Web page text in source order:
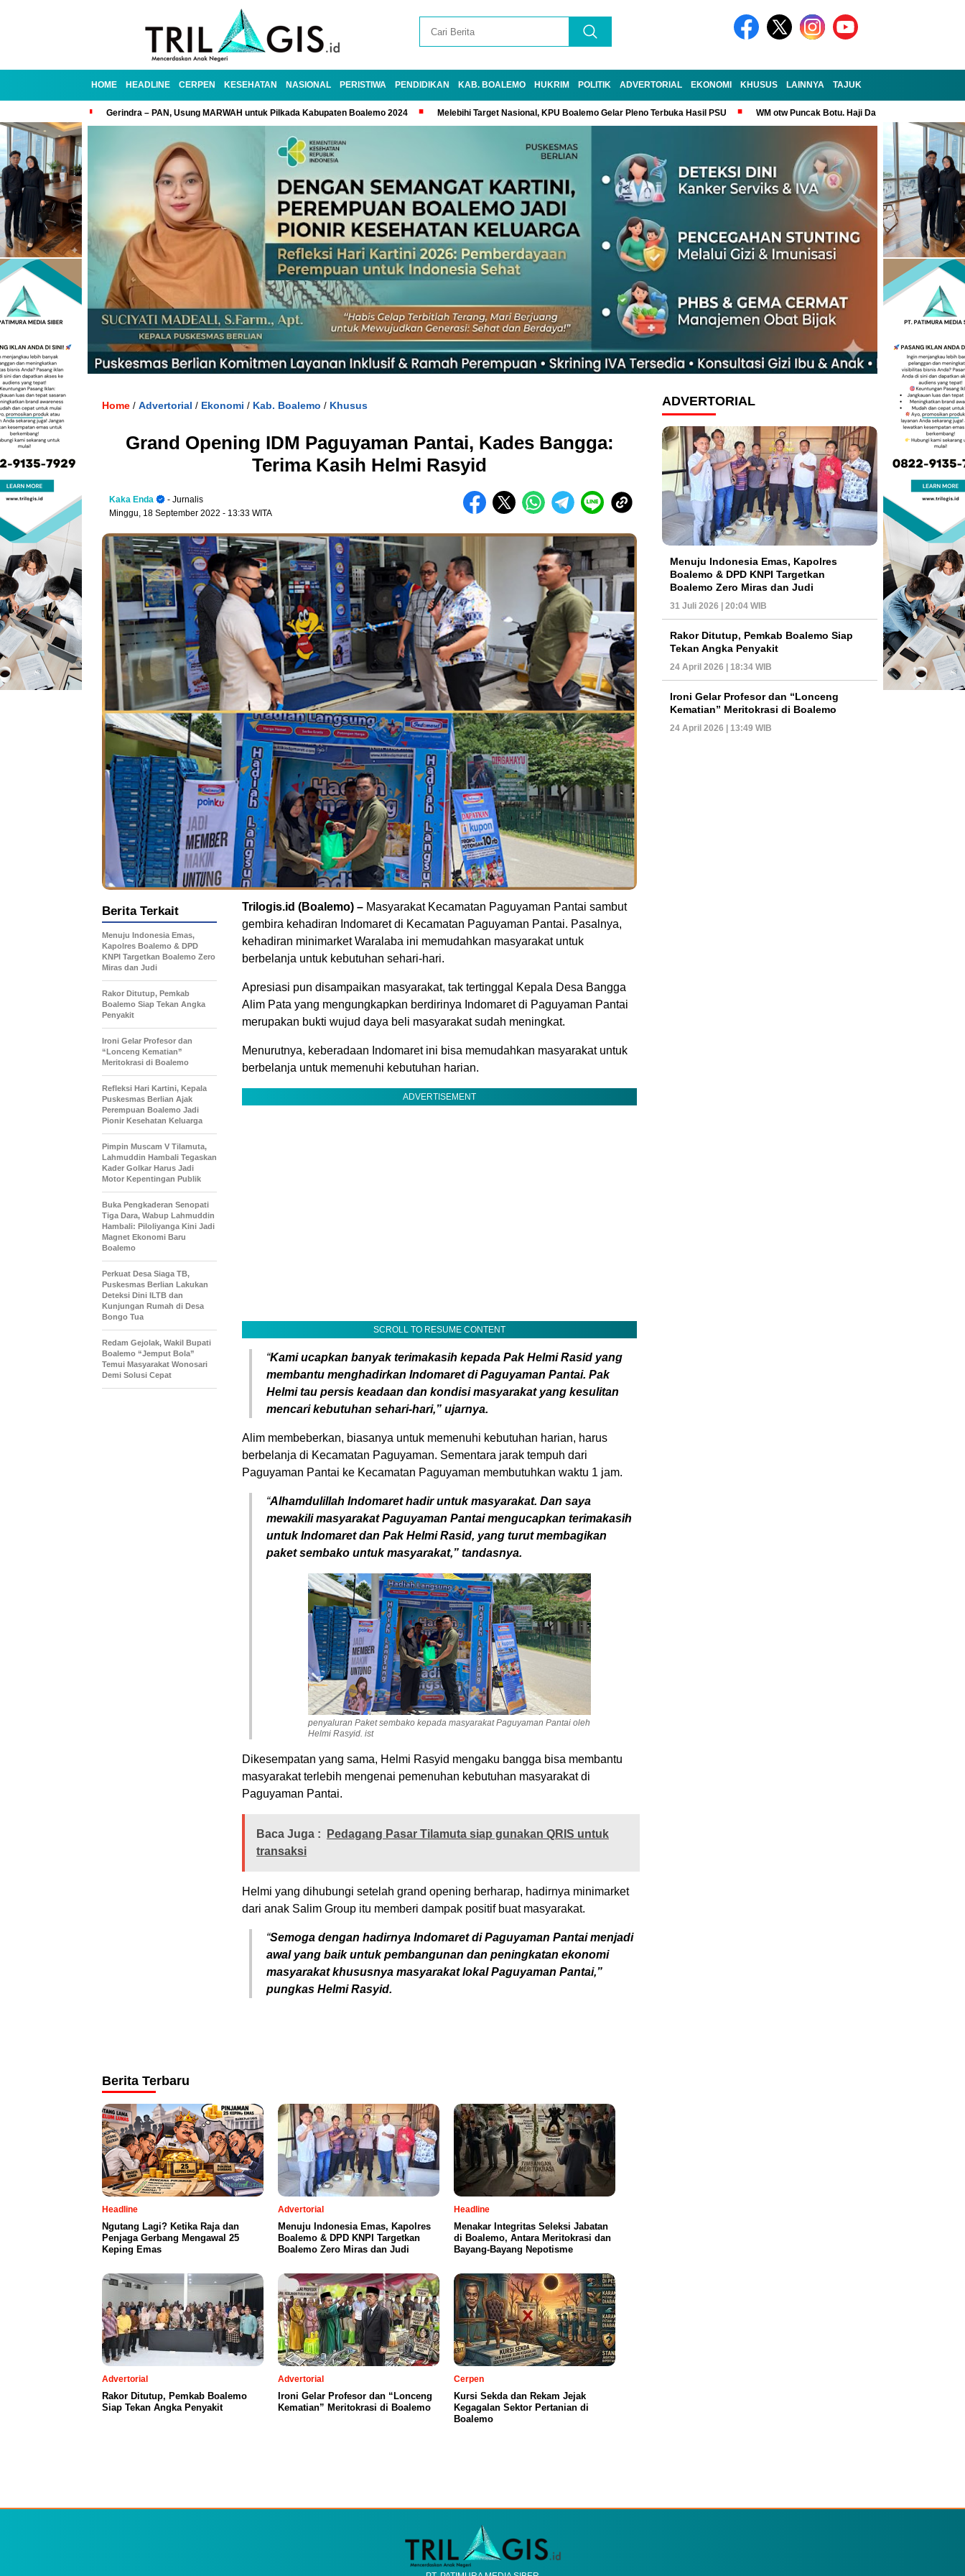
HOME HEADLINE CERPEN KESEHATAN NASIONAL PERISTIWA PENDIDIKAN KAB. BOALEMO HUKRIM POLITIK ADVERTORIAL EKONOMI KHUSUS LAINNYA TAJUK
Gerindra – PAN, Usung MARWAH untuk Pilkada Kabupaten Boalemo 2024 Melebihi Target Nasional, KPU Boalemo Gelar Pleno Terbuka Hasil PSU WM otw Puncak Botu. Haji Darem Masih Tangguh
Home / Advertorial / Ekonomi / Kab. Boalemo / Khusus
Grand Opening IDM Paguyaman Pantai, Kades Bangga:
Terima Kasih Helmi Rasyid
Kaka Enda
- Jurnalis
Minggu, 18 September 2022 - 13:33 WITA
Trilogis.id (Boalemo) – Masyarakat Kecamatan Paguyaman Pantai sambut
gembira kehadiran Indomaret di Kecamatan Paguyaman Pantai. Pasalnya,
kehadiran minimarket Waralaba ini memudahkan masyarakat untuk
berbelanja untuk kebutuhan sehari-hari.
Apresiasi pun disampaikan masyarakat, tak tertinggal Kepala Desa Bangga
Alim Pata yang mengungkapkan berdirinya Indomaret di Paguyaman Pantai
merupakan bukti wujud daya beli masyarakat sudah meningkat.
Menurutnya, keberadaan Indomaret ini bisa memudahkan masyarakat untuk
berbelanja untuk memenuhi kebutuhan harian.
ADVERTISEMENT
SCROLL TO RESUME CONTENT
“Kami ucapkan banyak terimakasih kepada Pak Helmi Rasid yang
membantu menghadirkan Indomaret di Paguyaman Pantai. Pak
Helmi tau persis keadaan dan kondisi masyarakat yang kesulitan
mencari kebutuhan sehari-hari,” ujarnya.
Alim membeberkan, biasanya untuk memenuhi kebutuhan harian, harus
berbelanja di Kecamatan Paguyaman. Sementara jarak tempuh dari
Paguyaman Pantai ke Kecamatan Paguyaman membutuhkan waktu 1 jam.
“Alhamdulillah Indomaret hadir untuk masyarakat. Dan saya
mewakili masyarakat Paguyaman Pantai mengucapkan terimakasih
untuk Indomaret dan Pak Helmi Rasid, yang turut membagikan
paket sembako untuk masyarakat,” tandasnya.
penyaluran Paket sembako kepada masyarakat Paguyaman Pantai oleh
Helmi Rasyid. ist
Dikesempatan yang sama, Helmi Rasyid mengaku bangga bisa membantu
masyarakat terlebih mengenai pemenuhan kebutuhan masyarakat di
Paguyaman Pantai.
Baca Juga :
Pedagang Pasar Tilamuta siap gunakan QRIS untuk
transaksi
Helmi yang dihubungi setelah grand opening berharap, hadirnya minimarket
dari anak Salim Group itu memberi dampak positif buat masyarakat.
“Semoga dengan hadirnya Indomaret di Paguyaman Pantai menjadi
awal yang baik untuk pembangunan dan peningkatan ekonomi
masyarakat khususnya masyarakat lokal Paguyaman Pantai,”
pungkas Helmi Rasyid.
Berita Terkait
Menuju Indonesia Emas,
Kapolres Boalemo & DPD
KNPI Targetkan Boalemo Zero
Miras dan Judi
Rakor Ditutup, Pemkab
Boalemo Siap Tekan Angka
Penyakit
Ironi Gelar Profesor dan
“Lonceng Kematian”
Meritokrasi di Boalemo
Refleksi Hari Kartini, Kepala
Puskesmas Berlian Ajak
Perempuan Boalemo Jadi
Pionir Kesehatan Keluarga
Pimpin Muscam V Tilamuta,
Lahmuddin Hambali Tegaskan
Kader Golkar Harus Jadi
Motor Kepentingan Publik
Buka Pengkaderan Senopati
Tiga Dara, Wabup Lahmuddin
Hambali: Piloliyanga Kini Jadi
Magnet Ekonomi Baru
Boalemo
Perkuat Desa Siaga TB,
Puskesmas Berlian Lakukan
Deteksi Dini ILTB dan
Kunjungan Rumah di Desa
Bongo Tua
Redam Gejolak, Wakil Bupati
Boalemo “Jemput Bola”
Temui Masyarakat Wonosari
Demi Solusi Cepat
Berita Terbaru
Headline
Ngutang Lagi? Ketika Raja dan
Penjaga Gerbang Mengawal 25
Keping Emas
Advertorial
Menuju Indonesia Emas, Kapolres
Boalemo & DPD KNPI Targetkan
Boalemo Zero Miras dan Judi
Headline
Menakar Integritas Seleksi Jabatan
di Boalemo, Antara Meritokrasi dan
Bayang-Bayang Nepotisme
Advertorial
Rakor Ditutup, Pemkab Boalemo
Siap Tekan Angka Penyakit
Advertorial
Ironi Gelar Profesor dan “Lonceng
Kematian” Meritokrasi di Boalemo
Cerpen
Kursi Sekda dan Rekam Jejak
Kegagalan Sektor Pertanian di
Boalemo
ADVERTORIAL
Menuju Indonesia Emas, Kapolres
Boalemo & DPD KNPI Targetkan
Boalemo Zero Miras dan Judi
31 Juli 2026 | 20:04 WIB
Rakor Ditutup, Pemkab Boalemo Siap
Tekan Angka Penyakit
24 April 2026 | 18:34 WIB
Ironi Gelar Profesor dan “Lonceng
Kematian” Meritokrasi di Boalemo
24 April 2026 | 13:49 WIB